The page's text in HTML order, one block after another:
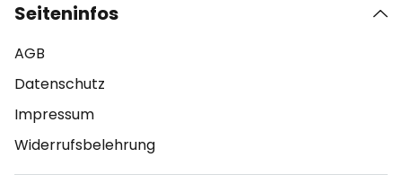
Seiteninfos
AGB
Datenschutz
Impressum
Widerrufsbelehrung